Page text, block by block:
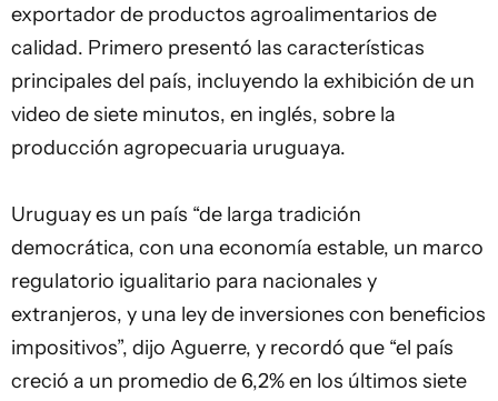
exportador de productos agroalimentarios de
calidad. Primero presentó las características
principales del país, incluyendo la exhibición de un
video de siete minutos, en inglés, sobre la
producción agropecuaria uruguaya.
Uruguay es un país “de larga tradición
democrática, con una economía estable, un marco
regulatorio igualitario para nacionales y
extranjeros, y una ley de inversiones con beneficios
impositivos”, dijo Aguerre, y recordó que “el país
creció a un promedio de 6,2% en los últimos siete